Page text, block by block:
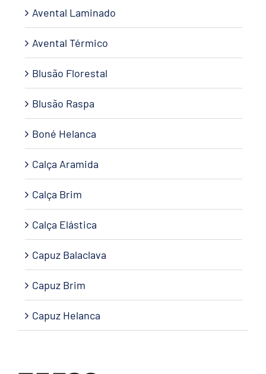
Avental Laminado
Avental Térmico
Blusão Florestal
Blusão Raspa
Boné Helanca
Calça Aramida
Calça Brim
Calça Elástica
Capuz Balaclava
Capuz Brim
Capuz Helanca